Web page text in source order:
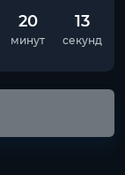
20
минут
12
секунд